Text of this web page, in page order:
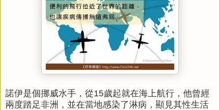
諾伊是個挪威水手，從15歲起就在海上航行，他曾經
兩度踏足非洲，並在當地感染了淋病，顯見其性生活